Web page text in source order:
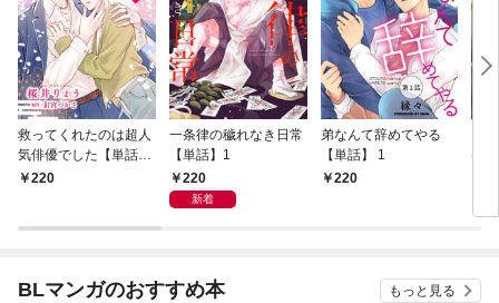
救ってくれたのは超人
気俳優でした【単話】
1 220
一条律の穢れなき日常
【単話】1
220
新着
弟なんて辞めてやる
【単話】 1
220
は
BLマンガのおすすめ本 もっと見る